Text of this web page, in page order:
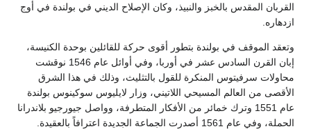
القربان المقدس بالخبز والنبيذ، وكان الإصلاح الديني في بولندة في أوج
ازدهاره.
وتعقد الموقف في بولندة بتطور أقوى حركة للقائلين بوحدة الكنيسة،
إبان القرن السادس عشر في أوربا، وفي أوائل عام 1546 نوقشت
محاولات سرفيتوس المنكرة للقول بالتثليث، وذلك في هذا الشرق
الأقصى من العالم المسيحي اللاتيني، وزار لايليوس سوكينوس بولندة
عام 1551 وترك خمائر من الأفكار المتطرفة، وواصل جيورجيو بلاندرانا
الحملة، وفي عام 1561 أصدرت الجماعة الجديدة اعترافاً بالعقيدة.